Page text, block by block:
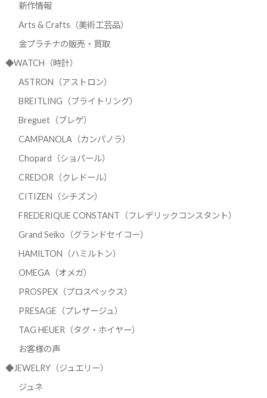
新作情報
Arts & Crafts（美術工芸品）
金プラチナの販売・買取
◆WATCH（時計）
ASTRON（アストロン）
BREITLING（ブライトリング）
Breguet（ブレゲ）
CAMPANOLA（カンパノラ）
Chopard（ショパール）
CREDOR（クレドール）
CITIZEN（シチズン）
FREDERIQUE CONSTANT（フレデリックコンスタント）
Grand Seiko（グランドセイコー）
HAMILTON（ハミルトン）
OMEGA（オメガ）
PROSPEX（プロスペックス）
PRESAGE（プレザージュ）
TAG HEUER（タグ・ホイヤー）
お客様の声
◆JEWELRY（ジュエリー）
ジュネ